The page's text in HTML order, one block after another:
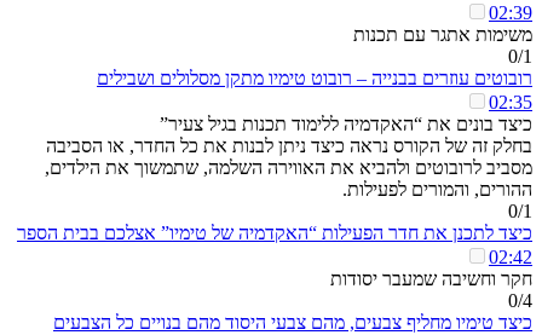
02:39
משימות אתגר עם תכנות
0/1
רובוטים עוזרים בבנייה – רובוט טימיו מתקן מסלולים ושבילים
02:35
כיצד בונים את “האקדמיה ללימוד תכנות בגיל צעיר”
בחלק זה של הקורס נראה כיצד ניתן לבנות את כל החדר, או הסביבה
מסביב לרובוטים ולהביא את האווירה השלמה, שתמשוך את הילדים,
ההורים, והמורים לפעילות.
0/1
כיצד לתכנן את חדר הפעילות “האקדמיה של טימיו” אצלכם בבית הספר
02:42
חקר וחשיבה שמעבר יסודות
0/4
כיצד טימיו מחליף צבעים, מהם צבעי היסוד מהם בנויים כל הצבעים